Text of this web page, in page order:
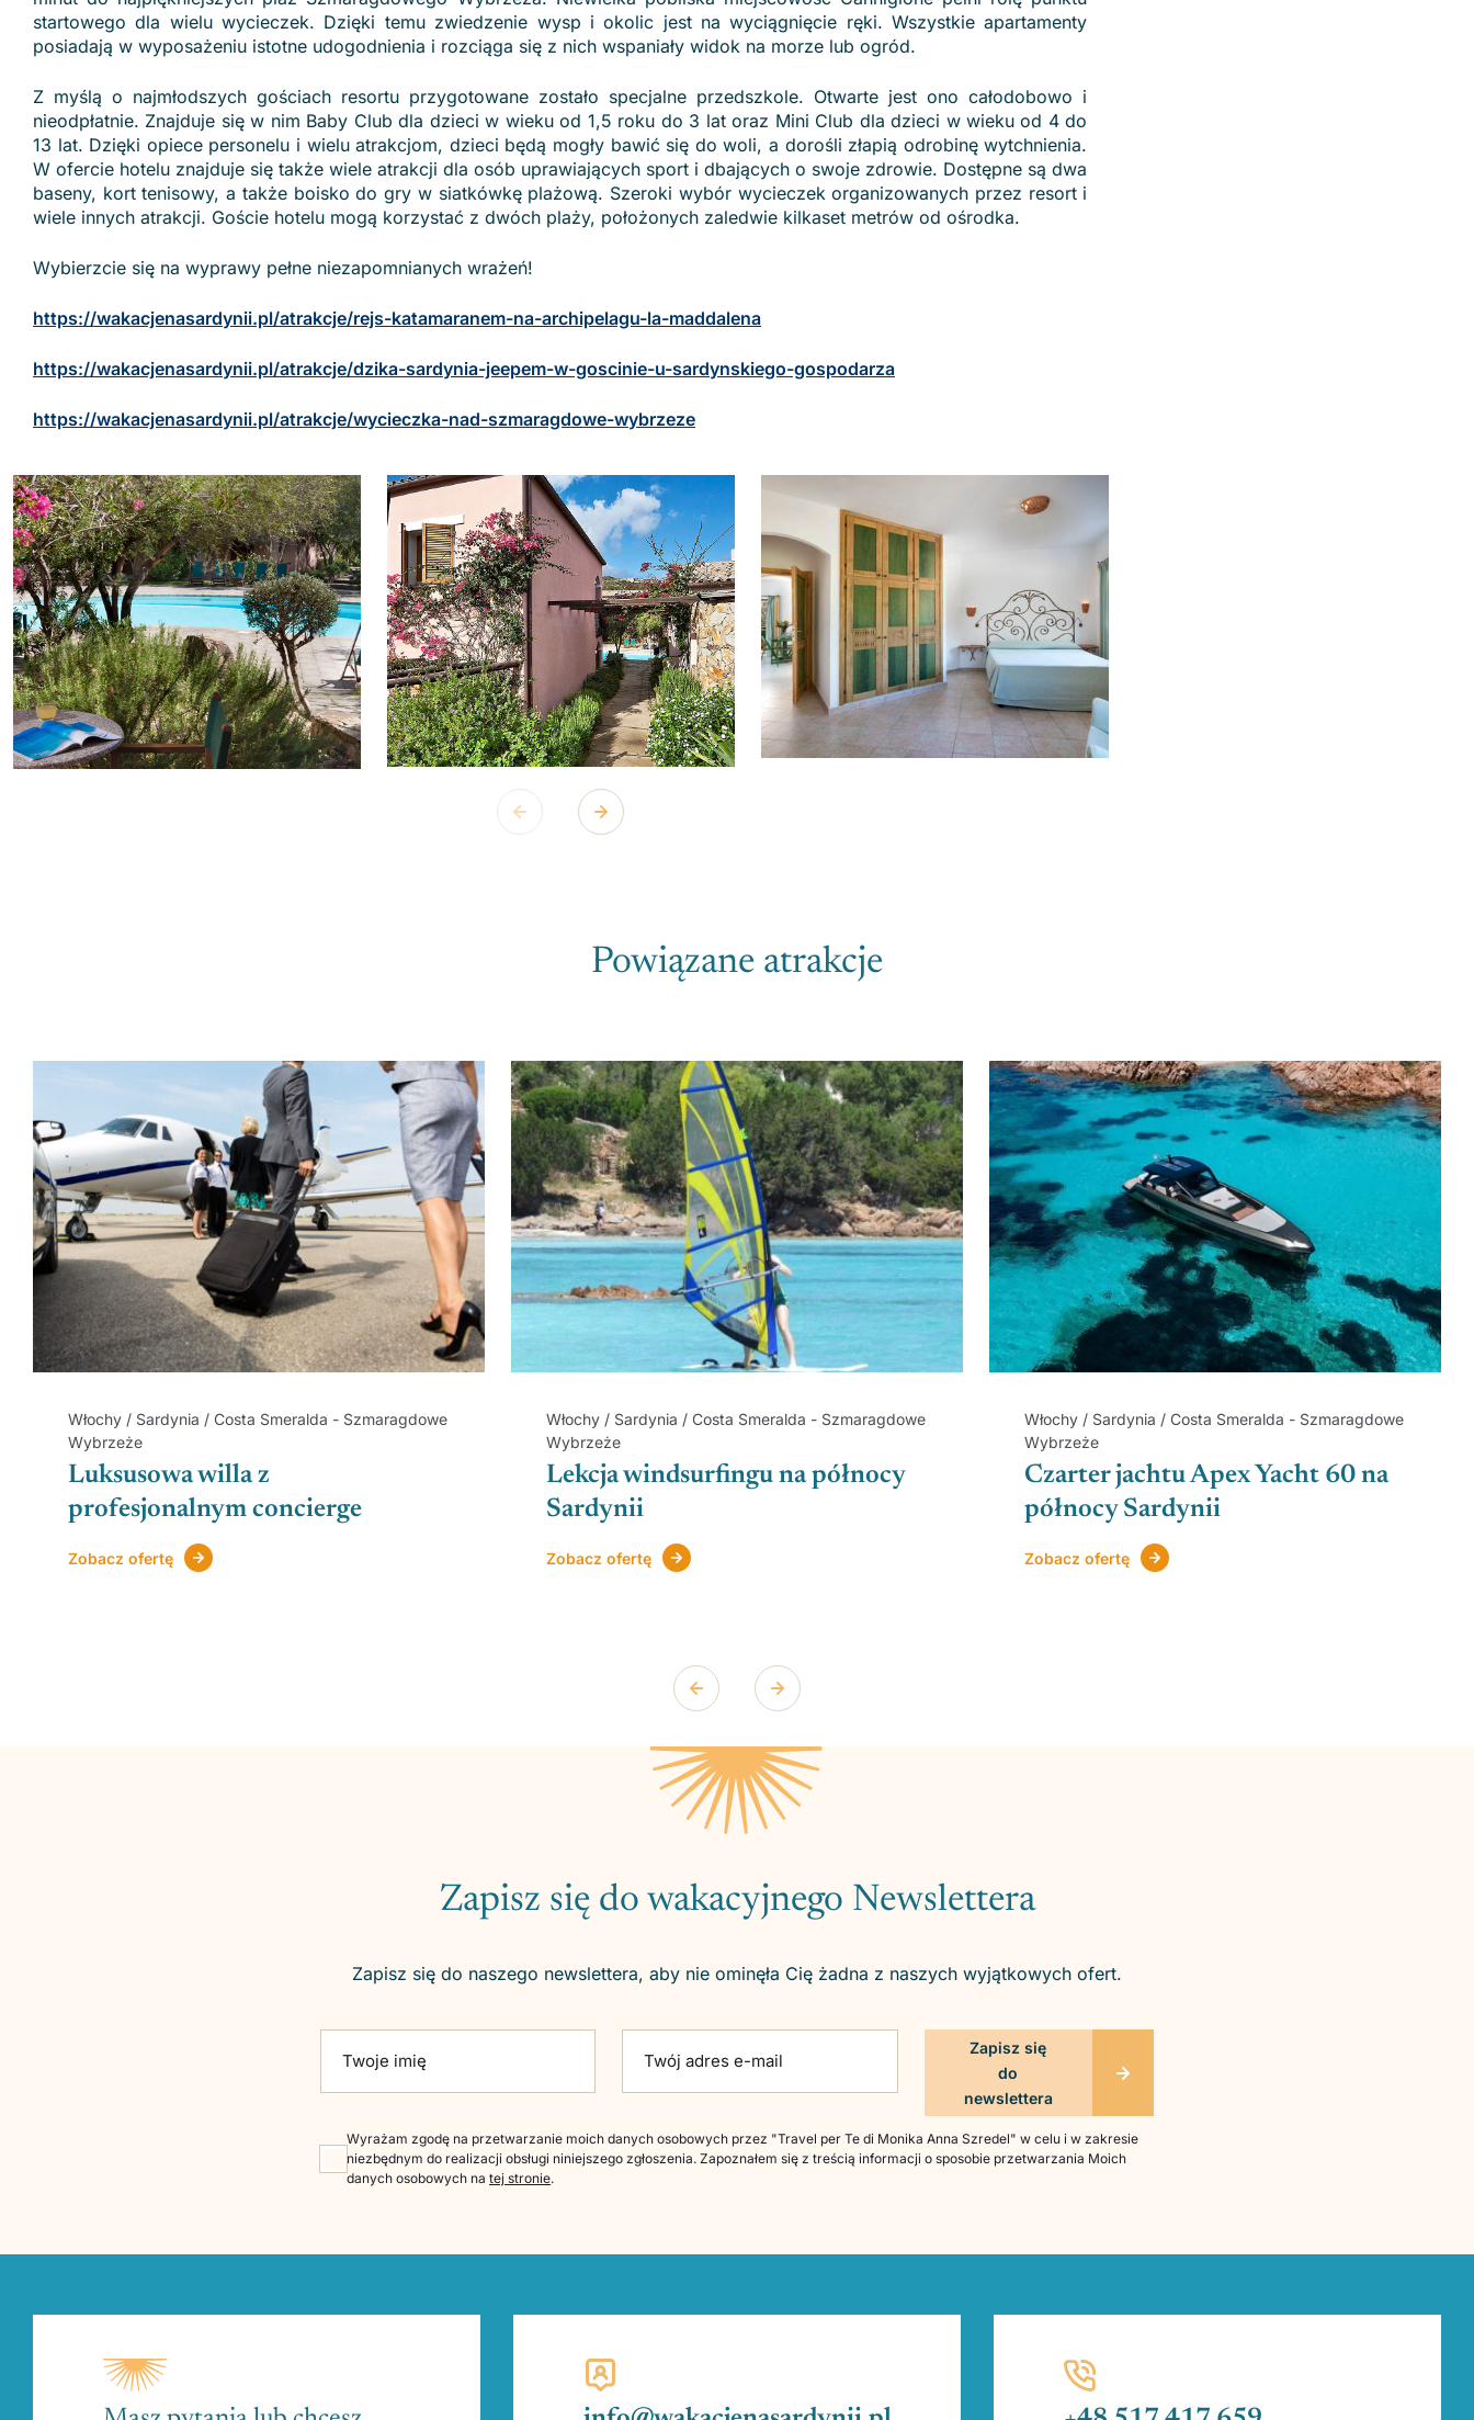
startowego dla wielu wycieczek. Dzięki temu zwiedzenie wysp i okolic jest na wyciągnięcie ręki. Wszystkie apartamenty
posiadają w wyposażeniu istotne udogodnienia i rozciąga się z nich wspaniały widok na morze lub ogród.
Z myślą o najmłodszych gościach resortu przygotowane zostało specjalne przedszkole. Otwarte jest ono całodobowo i
nieodpłatnie. Znajduje się w nim Baby Club dla dzieci w wieku od 1,5 roku do 3 lat oraz Mini Club dla dzieci w wieku od 4 do
13 lat. Dzięki opiece personelu i wielu atrakcjom, dzieci będą mogły bawić się do woli, a dorośli złapią odrobinę wytchnienia.
W ofercie hotelu znajduje się także wiele atrakcji dla osób uprawiających sport i dbających o swoje zdrowie. Dostępne są dwa
baseny, kort tenisowy, a także boisko do gry w siatkówkę plażową. Szeroki wybór wycieczek organizowanych przez resort i
wiele innych atrakcji. Goście hotelu mogą korzystać z dwóch plaży, położonych zaledwie kilkaset metrów od ośrodka.
Wybierzcie się na wyprawy pełne niezapomnianych wrażeń!
https://wakacjenasardynii.pl/atrakcje/rejs-katamaranem-na-archipelagu-la-maddalena
https://wakacjenasardynii.pl/atrakcje/dzika-sardynia-jeepem-w-goscinie-u-sardynskiego-gospodarza
https://wakacjenasardynii.pl/atrakcje/wycieczka-nad-szmaragdowe-wybrzeze
Powiązane atrakcje
Włochy / Sardynia / Costa Smeralda - Szmaragdowe
Wybrzeże
Luksusowa willa z
profesjonalnym concierge
Zobacz ofertę
Włochy / Sardynia / Costa Smeralda - Szmaragdowe
Wybrzeże
Lekcja windsurfingu na północy
Sardynii
Zobacz ofertę
Włochy / Sardynia / Costa Smeralda - Szmaragdowe
Wybrzeże
Czarter jachtu Apex Yacht 60 na
północy Sardynii
Zobacz ofertę
Zapisz się do wakacyjnego Newslettera
Zapisz się do naszego newslettera, aby nie ominęła Cię żadna z naszych wyjątkowych ofert.
Twoje imię Twój adres e-mail
Wyrażam zgodę na przetwarzanie moich danych osobowych przez "Travel per Te di Monika Anna Szredel" w celu i w zakresie
niezbędnym do realizacji obsługi niniejszego zgłoszenia. Zapoznałem się z treścią informacji o sposobie przetwarzania Moich
danych osobowych na tej stronie.